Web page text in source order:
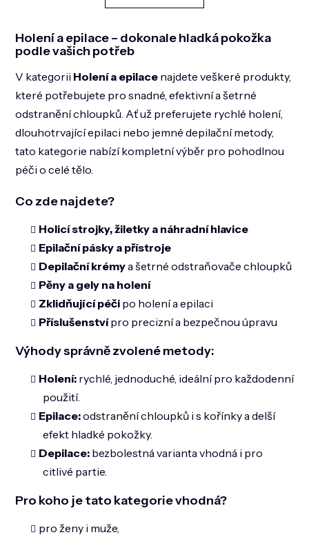
í
v
k
v
ý
p
v
í
Holení a epilace – dokonale hladká pokožka
podle vašich potřeb
V kategorii Holení a epilace najdete veškeré produkty,
které potřebujete pro snadné, efektivní a šetrné
odstranění chloupků. Ať už preferujete rychlé holení,
dlouhotrvající epilaci nebo jemné depilační metody,
tato kategorie nabízí kompletní výběr pro pohodlnou
péči o celé tělo.
Co zde najdete?
Holicí strojky, žiletky a náhradní hlavice
Epilační pásky a přístroje
Depilační krémya šetrné odstraňovače chloupků
Pěny a gely na holení
Zklidňující péči po holení a epilaci
Příslušenstvípro precizní a bezpečnou úpravu
Výhody správně zvolené metody:
Holení: rychlé, jednoduché, ideální pro každodenní
použití.
Epilace:odstranění chloupků i s kořínky a delší
efekt hladké pokožky.
Depilace: bezbolestná varianta vhodná i pro
citlivé partie.
Pro koho je tato kategorie vhodná?
pro ženy i muže,